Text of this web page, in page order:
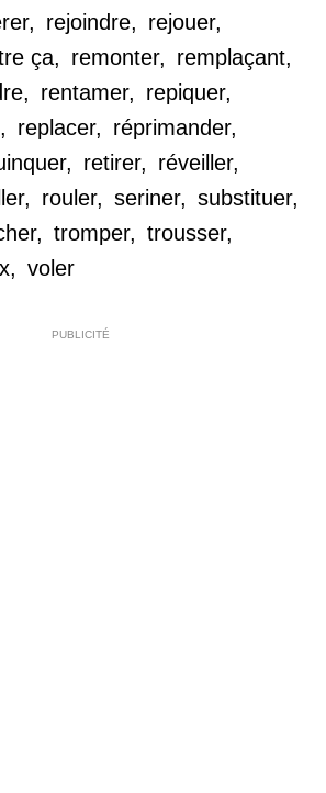
, rejoindre, rejouer,
ça, remonter, remplaçant,
, rentamer, repiquer,
, replacer, réprimander,
, retirer, réveiller,
, rouler, seriner, substituer,
, tromper, trousser,
, voler
PUBLICITÉ